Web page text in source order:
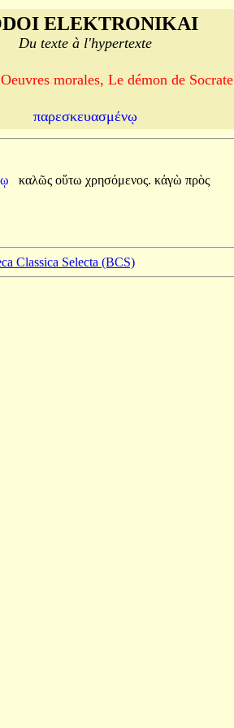
ELEKTRONIKAI
Du texte à l'hypertexte
morales, Le démon de Socrate
παρεσκευασμένῳ
καλῶς οὕτω χρησόμενος. κἀγὼ πρὸς
Classica Selecta (BCS)